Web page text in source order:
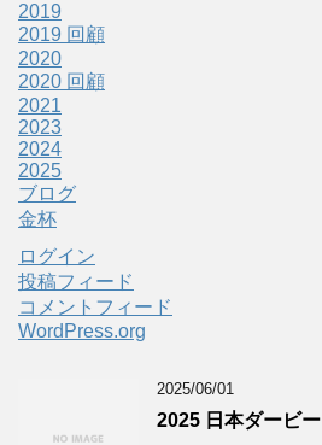
2019
2019 回顧
2020
2020 回顧
2021
2023
2024
2025
ブログ
金杯
ログイン
投稿フィード
コメントフィード
WordPress.org
2025/06/01
2025 日本ダービー